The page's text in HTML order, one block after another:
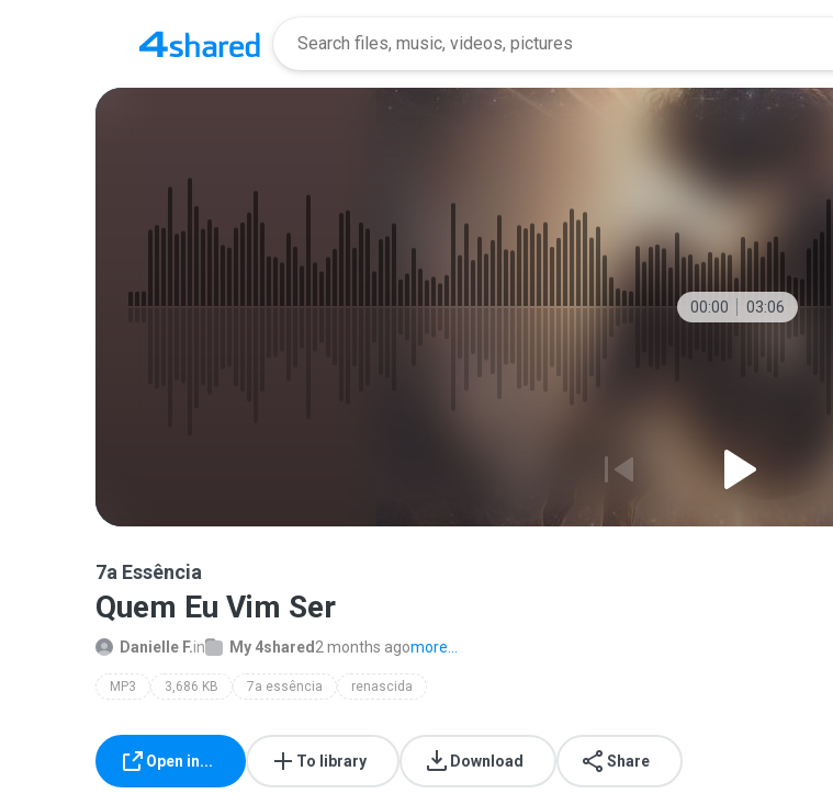
00:00 03:06
7a Essência
Quem Eu Vim Ser
Danielle F.in My 4shared 2 months agomore...
MP3 3,686 KB 7a essência renascida
Open in... To library Download Share